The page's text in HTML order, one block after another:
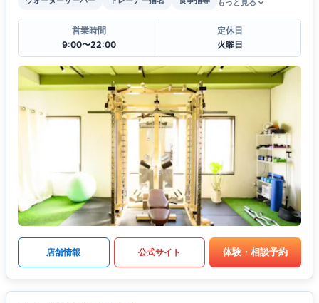
もっと見る
営業時間
9:00〜22:00
定休日
火曜日
店舗情報 公式サイト 体験・相談予約